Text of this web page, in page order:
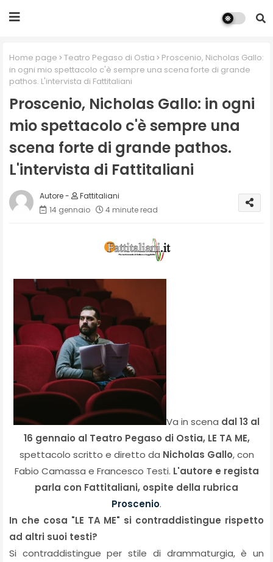
Home page Teatro Pegaso di Ostia
Proscenio, Nicholas Gallo:
in ogni mio spettacolo c'è sempre una scena forte di grande
pathos. L'intervista di Fattitaliani
Proscenio, Nicholas Gallo: in ogni
mio spettacolo c'è sempre una
scena forte di grande pathos.
L'intervista di Fattitaliani
Fattitaliani
14 gennaio
4 minute read
Va in scena dal 13 al
16 gennaio al Teatro Pegaso di Ostia, LE TA ME,
spettacolo scritto e diretto da Nicholas Gallo, con
Fabio Camassa e Francesco Testi. L'autore e regista
parla con Fattitaliani, ospite della rubrica
Proscenio.
In che cosa "LE TA ME" si contraddistingue rispetto
ad altri suoi testi?
Si contraddistingue per stile di drammaturgia, è un